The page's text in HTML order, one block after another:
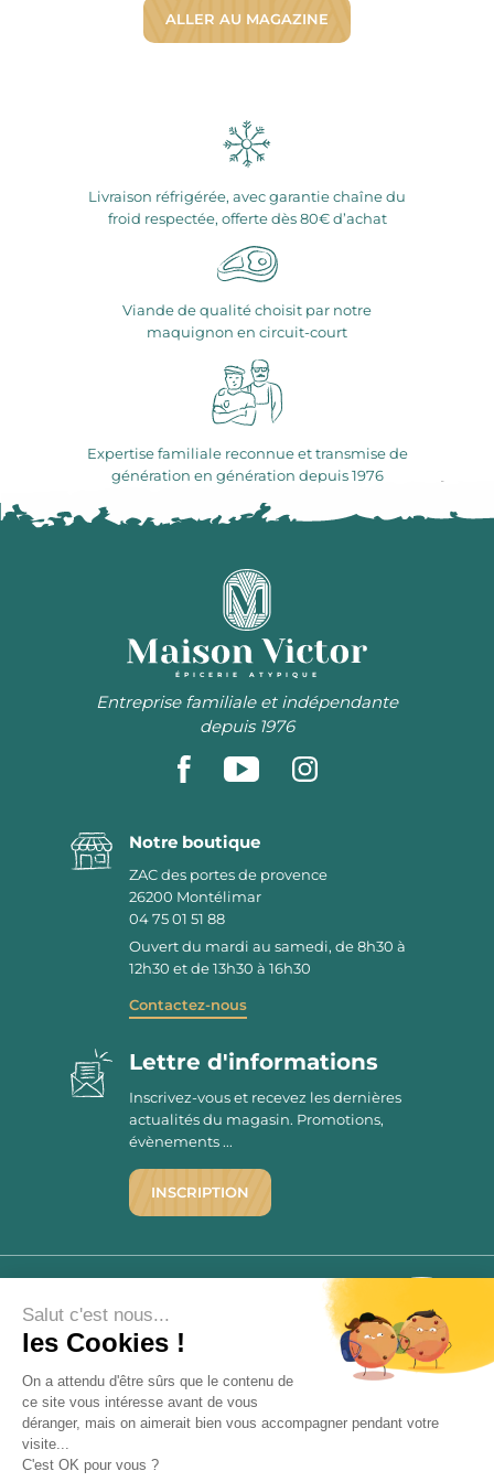
ALLER AU MAGAZINE
Livraison réfrigérée, avec garantie chaîne du
froid respectée, offerte dès 80€ d’achat
Viande de qualité choisit par notre
maquignon en circuit-court
Expertise familiale reconnue et transmise de
génération en génération depuis 1976
ÉPICERIE ATYPIQUE
Entreprise familiale et indépendante
depuis 1976
Notre boutique
ZAC des portes de provence
26200 Montélimar
04 75 01 51 88
Ouvert du mardi au samedi, de 8h30 à
12h30 et de 13h30 à 16h30
Contactez-nous
2779 AVIS
9.7/10
Lettre d'informations
Inscrivez-vous et recevez les dernières
actualités du magasin. Promotions,
évènements ...
INSCRIPTION
Qui sommes-nous ?
Mentions légales
Politique de confidentialité
FAQ
Salut c'est nous...
les Cookies !
On a attendu d'être sûrs que le contenu de
ce site vous intéresse avant de vous
déranger, mais on aimerait bien vous accompagner pendant votre
visite...
C'est OK pour vous ?